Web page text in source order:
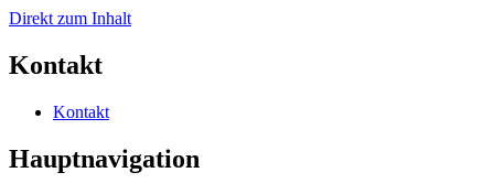
Direkt zum Inhalt
Kontakt
Kontakt
Hauptnavigation